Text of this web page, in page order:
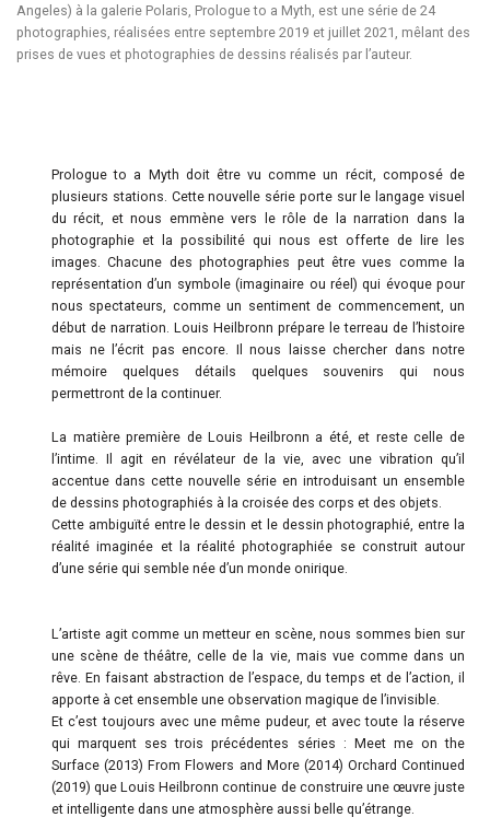
Angeles) à la galerie Polaris, Prologue to a Myth, est une série de 24
photographies, réalisées entre septembre 2019 et juillet 2021, mêlant des
prises de vues et photographies de dessins réalisés par l’auteur.
Prologue to a Myth doit être vu comme un récit, composé de
plusieurs stations. Cette nouvelle série porte sur le langage visuel
du récit, et nous emmène vers le rôle de la narration dans la
photographie et la possibilité qui nous est offerte de lire les
images. Chacune des photographies peut être vues comme la
représentation d’un symbole (imaginaire ou réel) qui évoque pour
nous spectateurs, comme un sentiment de commencement, un
début de narration. Louis Heilbronn prépare le terreau de l’histoire
mais ne l’écrit pas encore. Il nous laisse chercher dans notre
mémoire quelques détails quelques souvenirs qui nous
permettront de la continuer.
La matière première de Louis Heilbronn a été, et reste celle de
l’intime. Il agit en révélateur de la vie, avec une vibration qu’il
accentue dans cette nouvelle série en introduisant un ensemble
de dessins photographiés à la croisée des corps et des objets.
Cette ambiguïté entre le dessin et le dessin photographié, entre la
réalité imaginée et la réalité photographiée se construit autour
d’une série qui semble née d’un monde onirique.
L’artiste agit comme un metteur en scène, nous sommes bien sur
une scène de théâtre, celle de la vie, mais vue comme dans un
rêve. En faisant abstraction de l’espace, du temps et de l’action, il
apporte à cet ensemble une observation magique de l’invisible.
Et c’est toujours avec une même pudeur, et avec toute la réserve
qui marquent ses trois précédentes séries : Meet me on the
Surface (2013) From Flowers and More (2014) Orchard Continued
(2019) que Louis Heilbronn continue de construire une œuvre juste
et intelligente dans une atmosphère aussi belle qu’étrange.